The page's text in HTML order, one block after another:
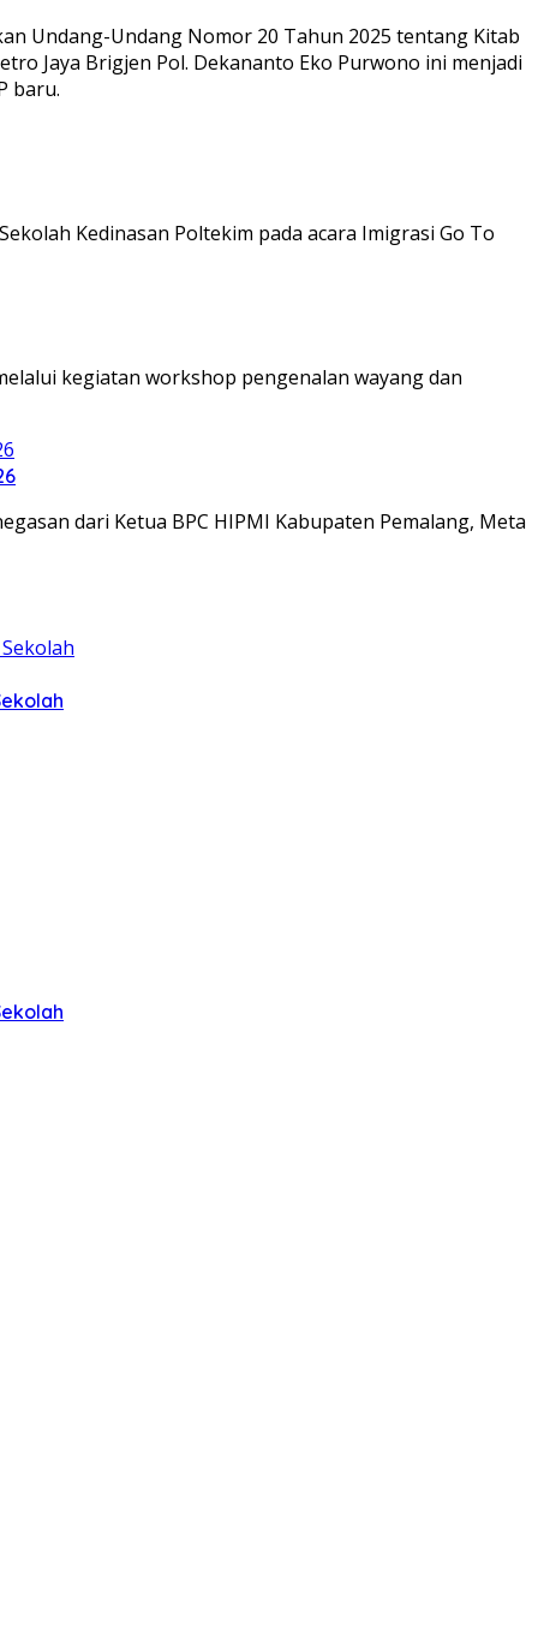
Undang-Undang Nomor 20 Tahun 2025 tentang Kitab
Jaya Brigjen Pol. Dekananto Eko Purwono ini menjadi
baru.
Kedinasan Poltekim pada acara Imigrasi Go To
kegiatan workshop pengenalan wayang dan
dari Ketua BPC HIPMI Kabupaten Pemalang, Meta